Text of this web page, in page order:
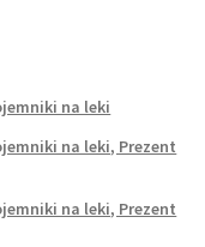
na leki
na leki, Prezent
na leki, Prezent